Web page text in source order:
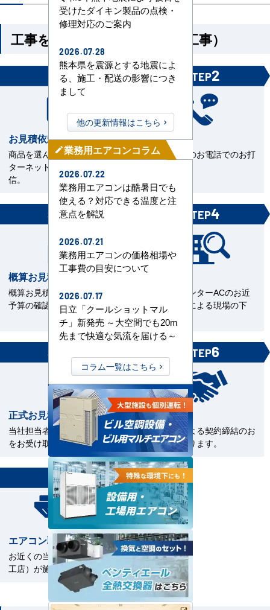
工事を依頼される方（機器＋工事）
STEP 1
お見積依頼
商品を選んで見積依頼をイン
ターネットまたはFAXで送
信。
STEP2
お打合せ
当社担当とのお電話でのお打
STEP3
概算お見積書を確認
概算お見積をご覧いただきご
予算の確認。
STEP4
現場下見
エアコンセンターACのお近
くの直工店による現場の下
見。
STEP
正式お見積書の確認
当社担当者から正式お見積書
をお受け取下さい。
STEP6
ご契約
電子契約による契約締結のお
手続きとなります。
STEP7
エアコン取付工事
お近くの当社指定工事店（直
工店）が施工いたします。
受けたダイキン製品の点検・
修理対応のご案内
2026.07.28
熊本県を震源とする地震によ
る、施工・配送の影響につき
まして
他の更新情報はこちら
mode_edit業務用エアコンコラム
2026.07.22
業務用エアコンは酷暑日でも
使える？対応できる温度と注
意点を解説
2026.07.21
業務用エアコンの価格相場や
工事費の目安について
2026.07.17
日立「クールショットマル
チ」新発売 ～大空間でも20m
先まで快適な気流を届ける～
コラム一覧はこちら